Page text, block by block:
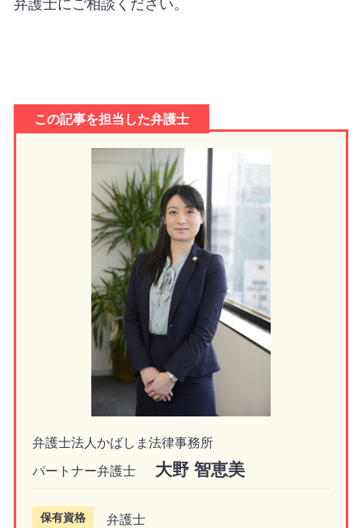
弁護士にご相談ください。
この記事を担当した弁護士
弁護士法人かばしま法律事務所
パートナー弁護士
大野 智恵美
保有資格 弁護士